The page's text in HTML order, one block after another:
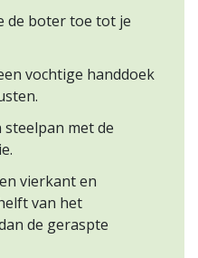
de boter toe tot je
vochtige handdoek
met de
vierkant en
van het
de geraspte